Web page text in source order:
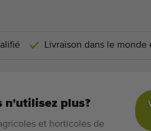
Livraison dans le monde
n'utilisez plus?
et horticoles de